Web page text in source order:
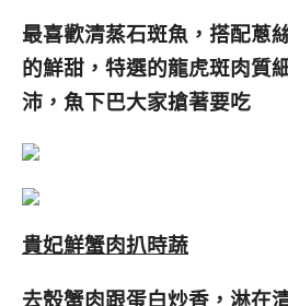
最喜歡清蒸石斑魚，搭配蔥
的鮮甜，特選的龍虎斑肉質
沛，魚下巴大家搶著要吃
貴妃鮮蟹肉扒時蔬
去殼蟹肉跟蛋白炒香，淋在